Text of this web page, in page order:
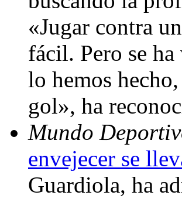
«Jugar contra
fácil. Pero se
lo hemos
gol», ha
Mundo
envejecer se
Guardiola, ha